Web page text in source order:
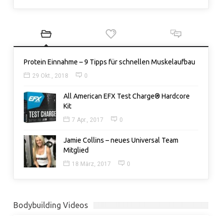
Protein Einnahme – 9 Tipps für schnellen Muskelaufbau
29 Okt., 2018 0
All American EFX Test Charge® Hardcore
Kit
7 Apr., 2017 0
Jamie Collins – neues Universal Team
Mitglied
18 März, 2017 0
Bodybuilding Videos